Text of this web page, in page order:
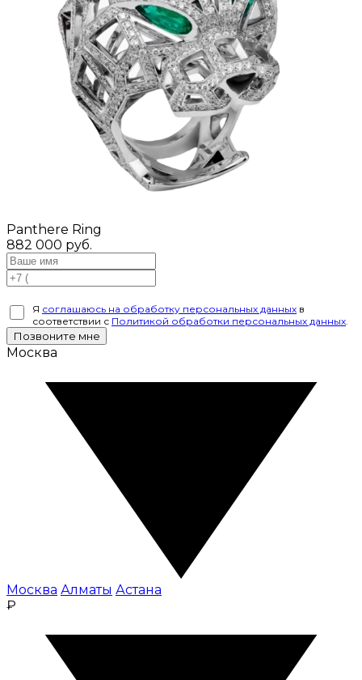
Panthere Ring
882 000 руб.
Я соглашаюсь на обработку персональных данных в
соответствии с Политикой обработки персональных данных
Позвоните мне
Москва
Москва Алматы Астана
₽